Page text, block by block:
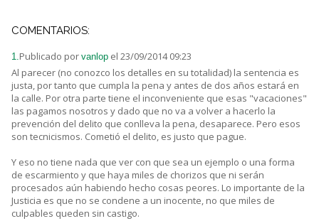
COMENTARIOS:
1.Publicado por vanlop el 23/09/2014 09:23
Al parecer (no conozco los detalles en su totalidad) la sentencia es
justa, por tanto que cumpla la pena y antes de dos años estará en
la calle. Por otra parte tiene el inconveniente que esas "vacaciones"
las pagamos nosotros y dado que no va a volver a hacerlo la
prevención del delito que conlleva la pena, desaparece. Pero esos
son tecnicismos. Cometió el delito, es justo que pague.
Y eso no tiene nada que ver con que sea un ejemplo o una forma
de escarmiento y que haya miles de chorizos que ni serán
procesados aún habiendo hecho cosas peores. Lo importante de la
Justicia es que no se condene a un inocente, no que miles de
culpables queden sin castigo.